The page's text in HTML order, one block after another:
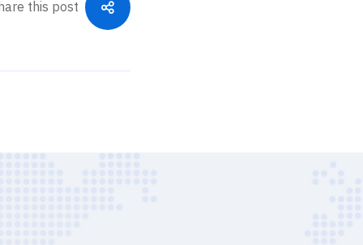
this post